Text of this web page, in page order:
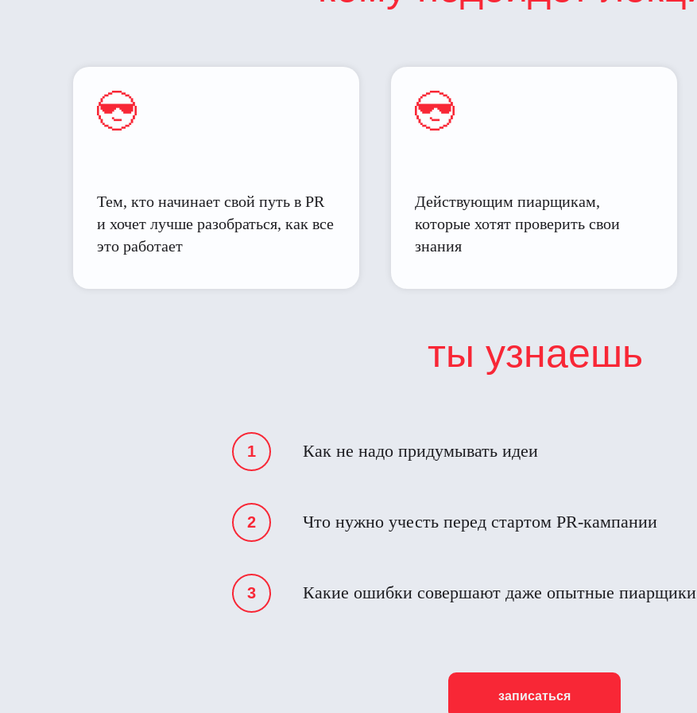
Тем, кто начинает свой путь в PR
и хочет лучше разобраться, как все
это работает
Действующим пиарщикам,
которые хотят проверить свои
знания
ты узнаешь
Как не надо придумывать идеи
Что нужно учесть перед стартом PR-кампании
Какие ошибки совершают даже опытные пиарщики
записаться